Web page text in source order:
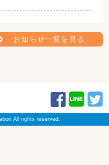
お知らせ一覧を見る
All rights reserved.